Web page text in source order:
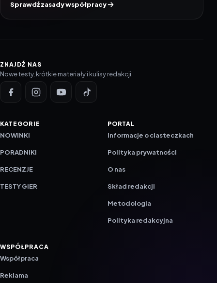
Sprawdź zasady współpracy
ZNAJDŹ NAS
Nowe testy, krótkie materiały i kulisy redakcji.
KATEGORIE
NOWINKI
PORADNIKI
RECENZJE
TESTY GIER
PORTAL
Informacje o ciasteczkach
Polityka prywatności
O nas
Skład redakcji
Metodologia
Polityka redakcyjna
WSPÓŁPRACA
Współpraca
Reklama